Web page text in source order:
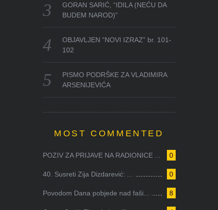
GORAN SARIĆ, “IDILA (NEĆU DA
BUDEM NAROD)”
OBJAVLJEN “NOVI IZRAZ” br. 101-
102
PISMO PODRŠKE ZA VLADIMIRA
ARSENIJEVIĆA
MOST COMMENTED
0
POZIV ZA PRIJAVE NA RADIONICE ...
0
40. Susreti Zija Dizdarević: ...
8
Povodom Dana pobjede nad faši...